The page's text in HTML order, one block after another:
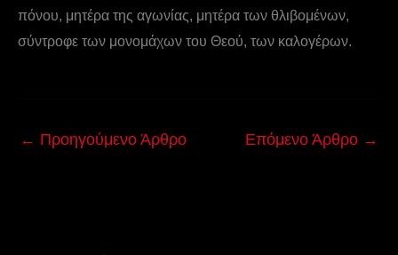
πόνου, μητέρα της αγωνίας, μητέρα των θλιβομένων,
σύντροφε των μονομάχων του Θεού, των καλογέρων.
← Προηγούμενο Άρθρο Επόμενο Άρθρο →